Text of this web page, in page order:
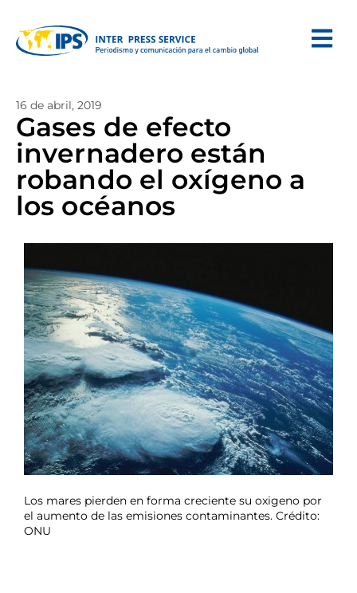
16 de abril, 2019
Gases de efecto
invernadero están
robando el oxígeno a
los océanos
Los mares pierden en forma creciente su oxigeno por
el aumento de las emisiones contaminantes. Crédito:
ONU